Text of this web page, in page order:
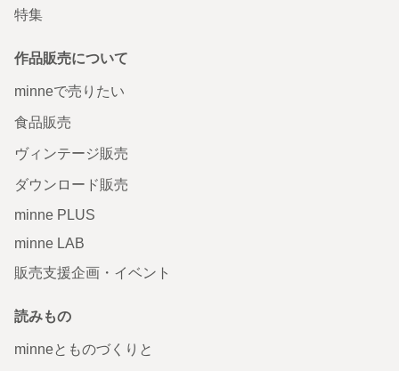
特集
作品販売について
minneで売りたい
食品販売
ヴィンテージ販売
ダウンロード販売
minne PLUS
minne LAB
販売支援企画・イベント
読みもの
minneとものづくりと